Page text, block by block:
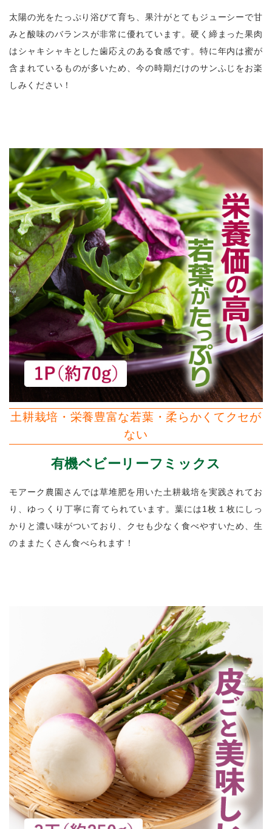
太陽の光をたっぷり浴びて育ち、果汁がとてもジューシーで甘
みと酸味のバランスが非常に優れています。硬く締まった果肉
はシャキシャキとした歯応えのある食感です。特に年内は蜜が
含まれているものが多いため、今の時期だけのサンふじをお楽
しみください！
土耕栽培・栄養豊富な若葉・柔らかくてクセが
ない
有機ベビーリーフミックス
モアーク農園さんでは草堆肥を用いた土耕栽培を実践されてお
り、ゆっくり丁寧に育てられています。葉には1枚１枚にしっ
かりと濃い味がついており、クセも少なく食べやすいため、生
のままたくさん食べられます！